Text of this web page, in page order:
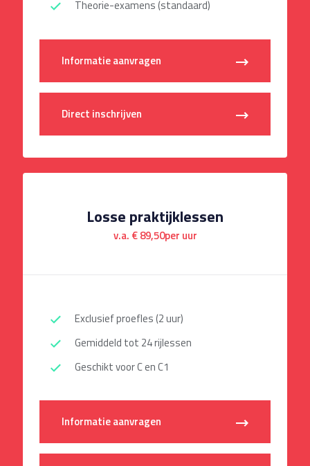
Theorie-examens (standaard)
Informatie aanvragen
Direct inschrijven
Losse praktijklessen
v.a. € 89,50per uur
Exclusief proefles (2 uur)
Gemiddeld tot 24 rijlessen
Geschikt voor C en C1
Informatie aanvragen